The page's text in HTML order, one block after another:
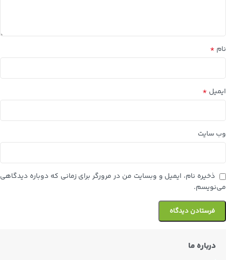
نام *
ایمیل *
وب‌ سایت
ذخیره نام، ایمیل و وبسایت من در مرورگر برای زمانی که دوباره دیدگاهی
می‌نویسم.
درباره ما